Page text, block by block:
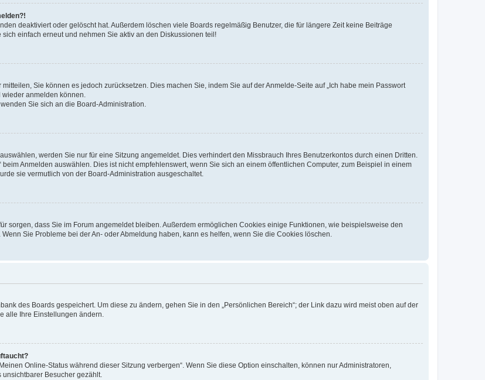
deaktiviert oder gelöscht hat. Außerdem löschen viele Boards regelmäßig Benutzer, die für längere Zeit keine Beiträge
einfach erneut und nehmen Sie aktiv an den Diskussionen teil!
Sie können es jedoch zurücksetzen. Dies machen Sie, indem Sie auf der Anmelde-Seite auf „Ich habe mein Passwort
anmelden können.
Sie sich an die Board-Administration.
werden Sie nur für eine Sitzung angemeldet. Dies verhindert den Missbrauch Ihres Benutzerkontos durch einen Dritten.
Anmelden auswählen. Dies ist nicht empfehlenswert, wenn Sie sich an einem öffentlichen Computer, zum Beispiel in einem
sie vermutlich von der Board-Administration ausgeschaltet.
sorgen, dass Sie im Forum angemeldet bleiben. Außerdem ermöglichen Cookies einige Funktionen, wie beispielsweise den
Sie Probleme bei der An- oder Abmeldung haben, kann es helfen, wenn Sie die Cookies löschen.
des Boards gespeichert. Um diese zu ändern, gehen Sie in den „Persönlichen Bereich“; der Link dazu wird meist oben auf der
alle Ihre Einstellungen ändern.
Online-Status während dieser Sitzung verbergen“. Wenn Sie diese Option einschalten, können nur Administratoren,
Besucher gezählt.